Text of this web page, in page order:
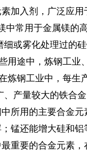
加入剂，广泛应
常用于金属镁的
或雾化处理过的
途中，炼钢工业
钢工业中，每生
产量较大的铁合
所用的主要合金
锰还能增大硅和
重要的合金元素